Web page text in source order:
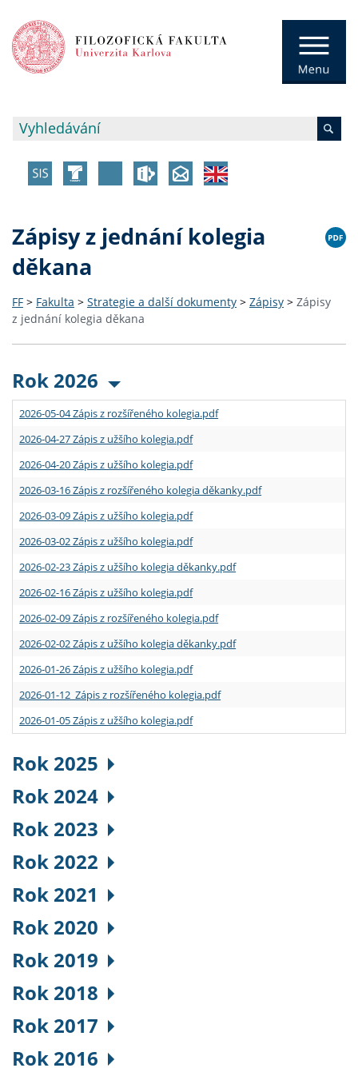
Zápisy z jednání kolegia
děkana
FF > Fakulta > Strategie a další dokumenty > Zápisy > Zápisy
z jednání kolegia děkana
Rok 2026
2026-05-04 Zápis z rozšířeného kolegia.pdf
2026-04-27 Zápis z užšího kolegia.pdf
2026-04-20 Zápis z užšího kolegia.pdf
2026-03-16 Zápis z rozšířeného kolegia děkanky.pdf
2026-03-09 Zápis z užšího kolegia.pdf
2026-03-02 Zápis z užšího kolegia.pdf
2026-02-23 Zápis z užšího kolegia děkanky.pdf
2026-02-16 Zápis z užšího kolegia.pdf
2026-02-09 Zápis z rozšířeného kolegia.pdf
2026-02-02 Zápis z užšího kolegia děkanky.pdf
2026-01-26 Zápis z užšího kolegia.pdf
2026-01-12 Zápis z rozšířeného kolegia.pdf
2026-01-05 Zápis z užšího kolegia.pdf
Rok 2025
Rok 2024
Rok 2023
Rok 2022
Rok 2021
Rok 2020
Rok 2019
Rok 2018
Rok 2017
Rok 2016